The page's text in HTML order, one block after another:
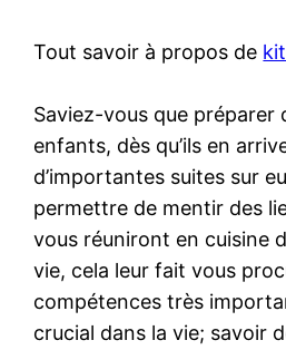
Tout savoir à propos de
Saviez-vous que préparer
enfants, dès qu’ils en
d’importantes suites sur
permettre de mentir des
vous réuniront en cuisine
vie, cela leur fait vous
compétences très
crucial dans la vie; savoir